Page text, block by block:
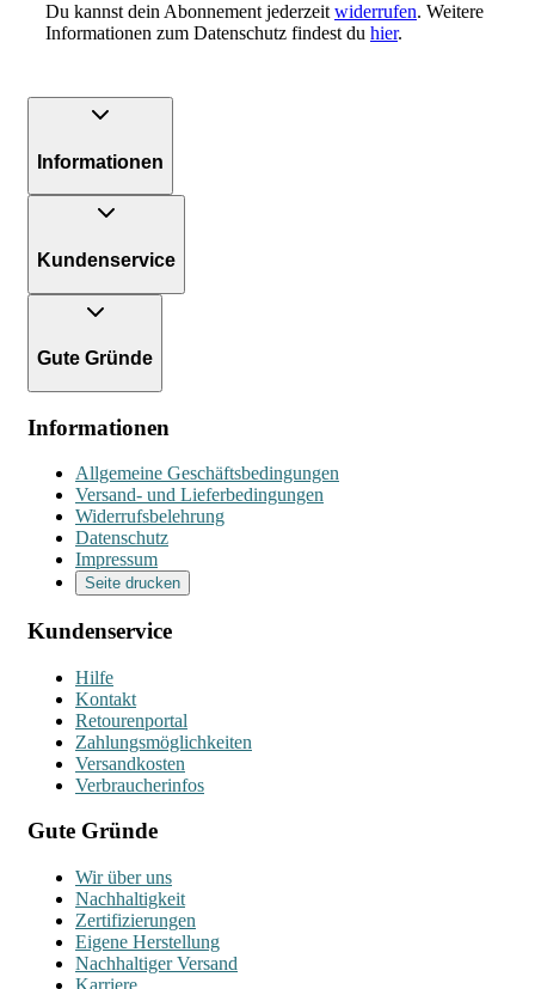
Du kannst dein Abonnement jederzeit widerrufen. Weitere
Informationen zum Datenschutz findest du hier.
Informationen
Kundenservice
Gute Gründe
Informationen
Allgemeine Geschäftsbedingungen
Versand- und Lieferbedingungen
Widerrufsbelehrung
Datenschutz
Impressum
Seite drucken
Kundenservice
Hilfe
Kontakt
Retourenportal
Zahlungsmöglichkeiten
Versandkosten
Verbraucherinfos
Gute Gründe
Wir über uns
Nachhaltigkeit
Zertifizierungen
Eigene Herstellung
Nachhaltiger Versand
Karriere